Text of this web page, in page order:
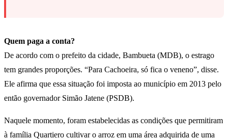
Quem paga a conta?
De acordo com o prefeito da cidade, Bambueta (MDB), o estrago
tem grandes proporções. “Para Cachoeira, só fica o veneno”, disse.
Ele afirma que essa situação foi imposta ao município em 2013 pelo
então governador Simão Jatene (PSDB).
Naquele momento, foram estabelecidas as condições que permitiram
à família Quartiero cultivar o arroz em uma área adquirida de uma